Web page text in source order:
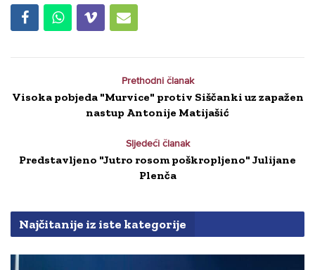
Prethodni članak
Visoka pobjeda "Murvice" protiv Siščanki uz zapažen
nastup Antonije Matijašić
Sljedeći članak
Predstavljeno "Jutro rosom poškropljeno" Julijane
Plenča
Najčitanije iz iste kategorije